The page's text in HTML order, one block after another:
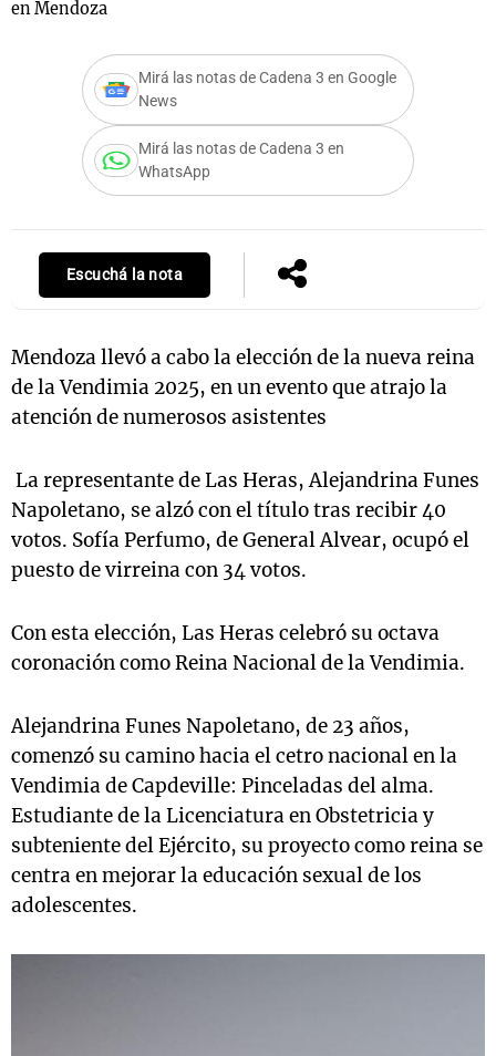
en Mendoza
Mirá las notas de Cadena 3 en Google
News
Mirá las notas de Cadena 3 en
WhatsApp
Escuchá la nota
Mendoza llevó a cabo la elección de la nueva reina
de la Vendimia 2025, en un evento que atrajo la
atención de numerosos asistentes
La representante de Las Heras, Alejandrina Funes
Napoletano, se alzó con el título tras recibir 40
votos. Sofía Perfumo, de General Alvear, ocupó el
puesto de virreina con 34 votos.
Con esta elección, Las Heras celebró su octava
coronación como Reina Nacional de la Vendimia.
Alejandrina Funes Napoletano, de 23 años,
comenzó su camino hacia el cetro nacional en la
Vendimia de Capdeville: Pinceladas del alma.
Estudiante de la Licenciatura en Obstetricia y
subteniente del Ejército, su proyecto como reina se
centra en mejorar la educación sexual de los
adolescentes.
Notas
Mundial 2026
La Sole en
Cadena 3